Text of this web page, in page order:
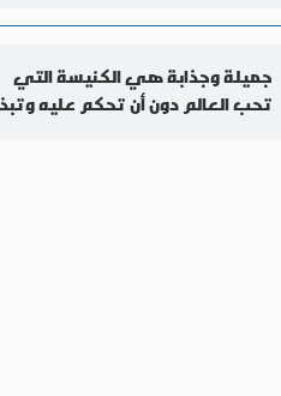
جميلة وجذابة هي الكنيسة التي
تحب العالم دون أن تحكم عليه